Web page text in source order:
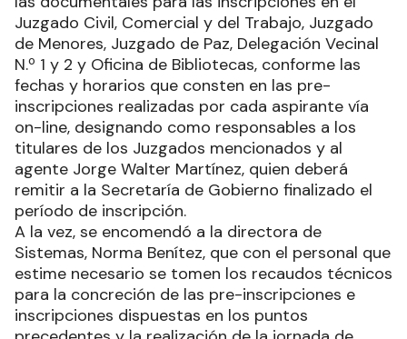
Juzgado Civil, Comercial y del Trabajo, Juzgado
de Menores, Juzgado de Paz, Delegación Vecinal
N.º 1 y 2 y Oficina de Bibliotecas, conforme las
fechas y horarios que consten en las pre-
inscripciones realizadas por cada aspirante vía
on-line, designando como responsables a los
titulares de los Juzgados mencionados y al
agente Jorge Walter Martínez, quien deberá
remitir a la Secretaría de Gobierno finalizado el
período de inscripción.
A la vez, se encomendó a la directora de
Sistemas, Norma Benítez, que con el personal que
estime necesario se tomen los recaudos técnicos
para la concreción de las pre-inscripciones e
inscripciones dispuestas en los puntos